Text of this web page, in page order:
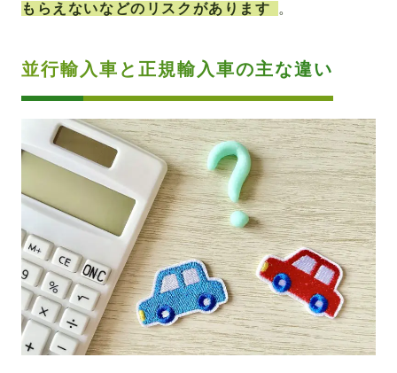
もらえないなどのリスクがあります
。
並行輸入車と正規輸入車の主な違い